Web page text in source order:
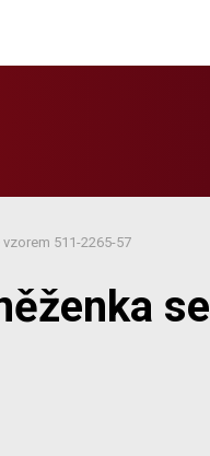
511-2265-57
se